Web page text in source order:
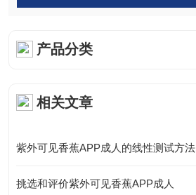
产品分类
相关文章
紫外可见香蕉APP成人的线性测试方法
挑选和评价紫外可见香蕉APP成人